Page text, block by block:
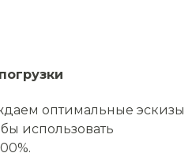
оптимальные эскизы
использовать